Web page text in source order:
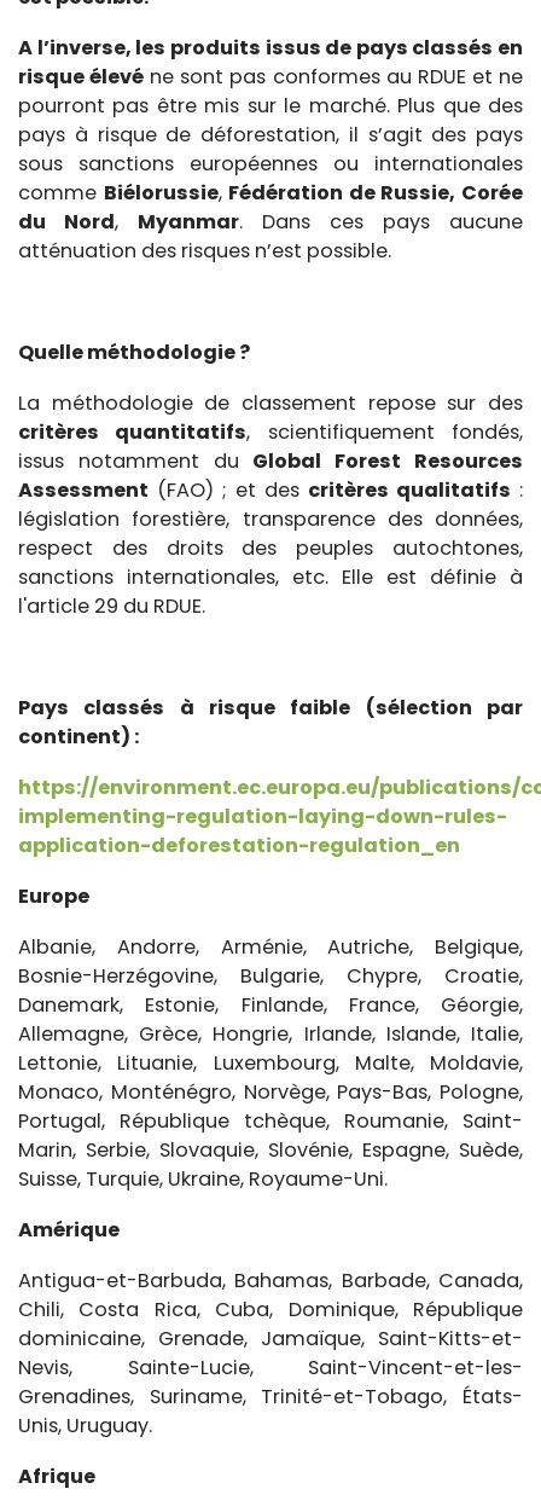
A l’inverse, les produits issus de pays classés en
risque élevé ne sont pas conformes au RDUE et ne
pourront pas être mis sur le marché. Plus que des
pays à risque de déforestation, il s’agit des pays
sous sanctions européennes ou internationales
comme Biélorussie, Fédération de Russie, Corée
du Nord, Myanmar. Dans ces pays aucune
atténuation des risques n’est possible.
Quelle méthodologie ?
La méthodologie de classement repose sur des
critères quantitatifs, scientifiquement fondés,
issus notamment du Global Forest Resources
Assessment (FAO) ; et des critères qualitatifs :
législation forestière, transparence des données,
respect des droits des peuples autochtones,
sanctions internationales, etc. Elle est définie à
l'article 29 du RDUE.
Pays classés à risque faible (sélection par
continent) :
https://environment.ec.europa.eu/publications/
implementing-regulation-laying-down-rules-
application-deforestation-regulation_en
Europe
Albanie, Andorre, Arménie, Autriche, Belgique,
Bosnie-Herzégovine, Bulgarie, Chypre, Croatie,
Danemark, Estonie, Finlande, France, Géorgie,
Allemagne, Grèce, Hongrie, Irlande, Islande, Italie,
Lettonie, Lituanie, Luxembourg, Malte, Moldavie,
Monaco, Monténégro, Norvège, Pays-Bas, Pologne,
Portugal, République tchèque, Roumanie, Saint-
Marin, Serbie, Slovaquie, Slovénie, Espagne, Suède,
Suisse, Turquie, Ukraine, Royaume-Uni.
Amérique
Antigua-et-Barbuda, Bahamas, Barbade, Canada,
Chili, Costa Rica, Cuba, Dominique, République
dominicaine, Grenade, Jamaïque, Saint-Kitts-et-
Nevis, Sainte-Lucie, Saint-Vincent-et-les-
Grenadines, Suriname, Trinité-et-Tobago, États-
Unis, Uruguay.
Afrique